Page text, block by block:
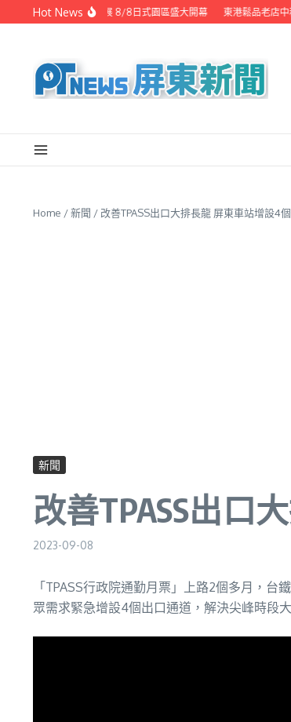
Skip to content
Hot News
潮州之美職人攝影展 8/8日式園區盛大開幕 東港鬆品老店中
Home /新聞 / 改善TPASS出口大排長龍 屏東車站增設4
新聞
改善TPASS出口
2023-09-08
「TPASS行政院通勤月票」上路2個多月，
眾需求緊急增設4個出口通道，解決尖峰時段